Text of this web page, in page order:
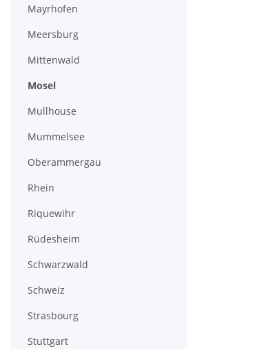
Mayrhofen
Meersburg
Mittenwald
Mosel
Mullhouse
Mummelsee
Oberammergau
Rhein
Riquewihr
Rüdesheim
Schwarzwald
Schweiz
Strasbourg
Stuttgart